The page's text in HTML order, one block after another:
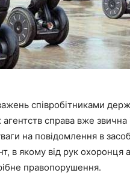
співробітниками
справа вже звична
на повідомлення в
в якому від рук
правопорушення.